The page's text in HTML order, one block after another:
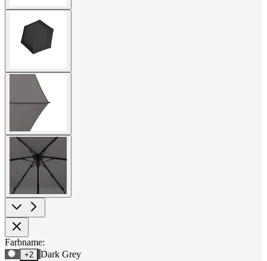
larger
image
View
larger
image
Produktoptionen
Farbname:
Verwenden
+2
Dark Grey